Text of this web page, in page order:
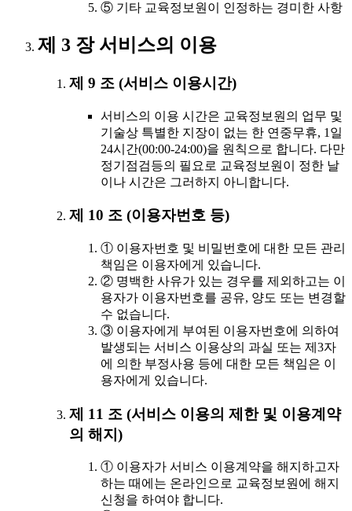
⑤ 기타 교육정보원이 인정하는 경미한 사항
제 3 장 서비스의 이용
제 9 조 (서비스 이용시간)
서비스의 이용 시간은 교육정보원의 업무 및
기술상 특별한 지장이 없는 한 연중무휴, 1일
24시간(00:00-24:00)을 원칙으로 합니다. 다만
정기점검등의 필요로 교육정보원이 정한 날
이나 시간은 그러하지 아니합니다.
제 10 조 (이용자번호 등)
① 이용자번호 및 비밀번호에 대한 모든 관리
책임은 이용자에게 있습니다.
② 명백한 사유가 있는 경우를 제외하고는 이
용자가 이용자번호를 공유, 양도 또는 변경할
수 없습니다.
③ 이용자에게 부여된 이용자번호에 의하여
발생되는 서비스 이용상의 과실 또는 제3자
에 의한 부정사용 등에 대한 모든 책임은 이
용자에게 있습니다.
제 11 조 (서비스 이용의 제한 및 이용계약
의 해지)
① 이용자가 서비스 이용계약을 해지하고자
하는 때에는 온라인으로 교육정보원에 해지
신청을 하여야 합니다.